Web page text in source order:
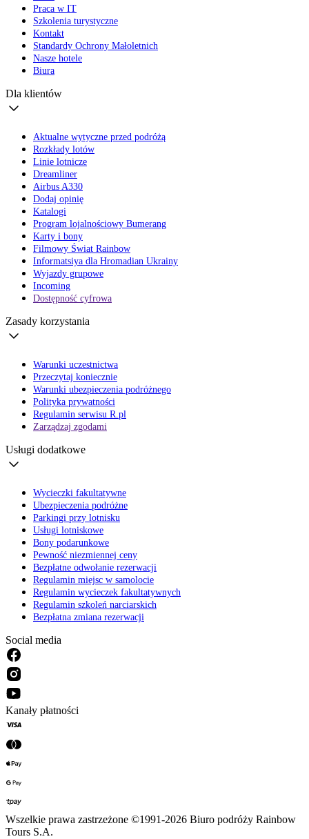
Praca w IT
Szkolenia turystyczne
Kontakt
Standardy Ochrony Małoletnich
Nasze hotele
Biura
Dla klientów
Aktualne wytyczne przed podróżą
Rozkłady lotów
Linie lotnicze
Dreamliner
Airbus A330
Dodaj opinię
Katalogi
Program lojalnościowy Bumerang
Karty i bony
Filmowy Świat Rainbow
Informatsiya dla Hromadian Ukrainy
Wyjazdy grupowe
Incoming
Dostępność cyfrowa
Zasady korzystania
Warunki uczestnictwa
Przeczytaj koniecznie
Warunki ubezpieczenia podróżnego
Polityka prywatności
Regulamin serwisu R.pl
Zarządzaj zgodami
Usługi dodatkowe
Wycieczki fakultatywne
Ubezpieczenia podróżne
Parkingi przy lotnisku
Usługi lotniskowe
Bony podarunkowe
Pewność niezmiennej ceny
Bezpłatne odwołanie rezerwacji
Regulamin miejsc w samolocie
Regulamin wycieczek fakultatywnych
Regulamin szkoleń narciarskich
Bezpłatna zmiana rezerwacji
Social media
Kanały płatności
Wszelkie prawa zastrzeżone ©1991-2026 Biuro podróży Rainbow
Tours S.A.